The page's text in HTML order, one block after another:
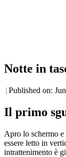
Notte in
| Published on:
Il primo
Apro lo schermo e
essere letto in
intrattenimento è